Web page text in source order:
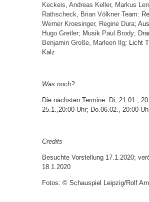
Keckeis, Andreas Keller, Markus
Rathscheck, Brian Völkner Team:
Werner Kroesinger, Regine Dura;
Hugo Gretler; Musik Paul Brody;
Benjamin Große, Marleen Ilg; Licht
Kalz
Was noch?
Die nächsten Termine: Di, 21.01.,
25.1.,20:00 Uhr; Do.06.02., 20:00
Credits
Besuchte Vorstellung 17.1.2020;
18.1.2020
Fotos: © Schauspiel Leipzig/Rolf